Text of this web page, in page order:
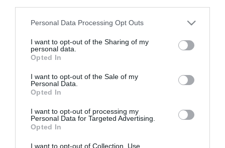
Please note that this website/app uses one or more Google
not limited to your visit or usage behaviour. You may click to
grant or deny consent to Google and its third-party tags to
use your data for below specified purposes in below Google
consent section.
Personal Data Processing Opt Outs
I want to opt-out of the Sharing of my
personal data.
Opted In
I want to opt-out of the Sale of my
Personal Data.
Opted In
I want to opt-out of processing my
Personal Data for Targeted Advertising.
Opted In
I want to opt-out of Collection, Use,
Nem is olyan egészséges a népszerű banán?
top fórum témák:
Tanár Úr gyere, mindjárt lesz Lillád!
2022.05.10 21:07
JólVanna
Porvihar
2022.03.29 16:11
Mit szólsz? Ide minden baromságot...